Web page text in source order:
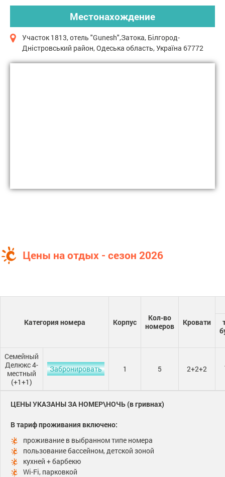
Местонахождение
Участок 1813, отель "Gunesh",Затока, Білгород-
Дністровський район, Одеська область, Україна 67772
Цены на отдых - сезон 2026
Категория номера Корпус
Кол-во
номеров
Кровати
Семейный
Делюкс 4-
местный
(+1+1)
Забронировать 1 5 2+2+2
ЦЕНЫ УКАЗАНЫ ЗА НОМЕР\НОЧЬ (в гривнах)
В тариф проживания включено:
проживание в выбранном типе номера
пользование бассейном, детской зоной
кухней + барбекю
Wi-Fi, парковкой